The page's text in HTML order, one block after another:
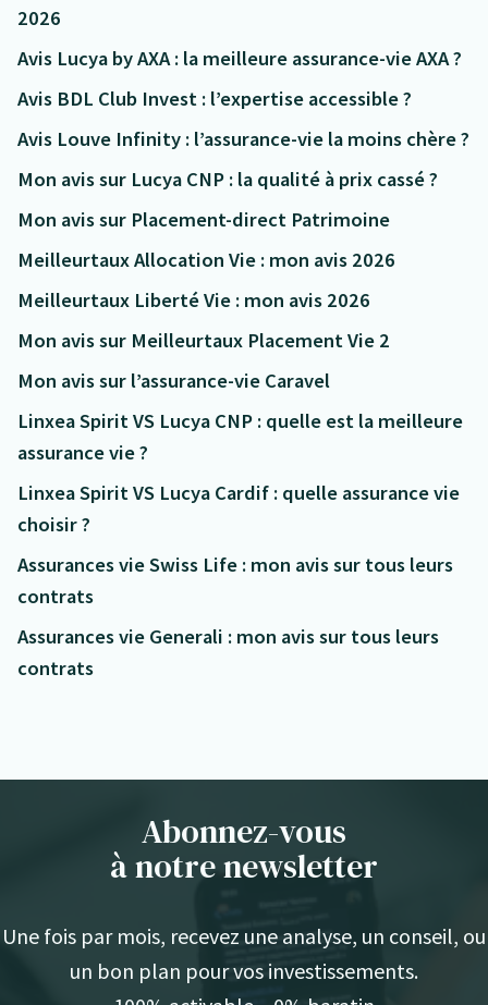
2026
Avis Lucya by AXA : la meilleure assurance-vie AXA ?
Avis BDL Club Invest : l’expertise accessible ?
Avis Louve Infinity : l’assurance-vie la moins chère ?
Mon avis sur Lucya CNP : la qualité à prix cassé ?
Mon avis sur Placement-direct Patrimoine
Meilleurtaux Allocation Vie : mon avis 2026
Meilleurtaux Liberté Vie : mon avis 2026
Mon avis sur Meilleurtaux Placement Vie 2
Mon avis sur l’assurance-vie Caravel
Linxea Spirit VS Lucya CNP : quelle est la meilleure
assurance vie ?
Linxea Spirit VS Lucya Cardif : quelle assurance vie
choisir ?
Assurances vie Swiss Life : mon avis sur tous leurs
contrats
Assurances vie Generali : mon avis sur tous leurs
contrats
Abonnez-vous
à notre newsletter
Une fois par mois, recevez une analyse, un conseil, ou
un bon plan pour vos investissements.